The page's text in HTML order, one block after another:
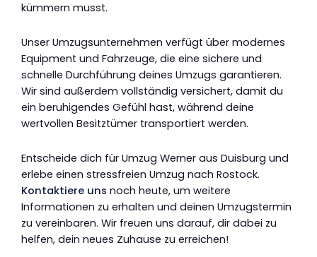
kümmern musst.
Unser Umzugsunternehmen verfügt über modernes
Equipment und Fahrzeuge, die eine sichere und
schnelle Durchführung deines Umzugs garantieren.
Wir sind außerdem vollständig versichert, damit du
ein beruhigendes Gefühl hast, während deine
wertvollen Besitztümer transportiert werden.
Entscheide dich für Umzug Werner aus Duisburg und
erlebe einen stressfreien Umzug nach Rostock.
Kontaktiere uns noch heute, um weitere
Informationen zu erhalten und deinen Umzugstermin
zu vereinbaren. Wir freuen uns darauf, dir dabei zu
helfen, dein neues Zuhause zu erreichen!